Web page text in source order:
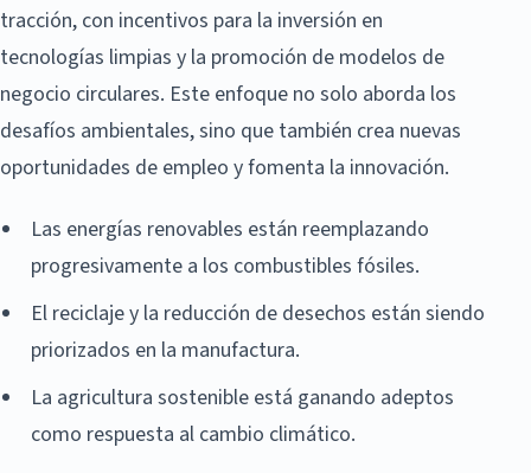
tracción, con incentivos para la inversión en
tecnologías limpias y la promoción de modelos de
negocio circulares. Este enfoque no solo aborda los
desafíos ambientales, sino que también crea nuevas
oportunidades de empleo y fomenta la innovación.
Las energías renovables están reemplazando
progresivamente a los combustibles fósiles.
El reciclaje y la reducción de desechos están siendo
priorizados en la manufactura.
La agricultura sostenible está ganando adeptos
como respuesta al cambio climático.